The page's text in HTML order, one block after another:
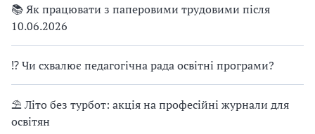
📚 Як працювати з паперовими трудовими після
10.06.2026
⁉ Чи схвалює педагогічна рада освітні програми?
⛱ Літо без турбот: акція на професійні журнали для
освітян